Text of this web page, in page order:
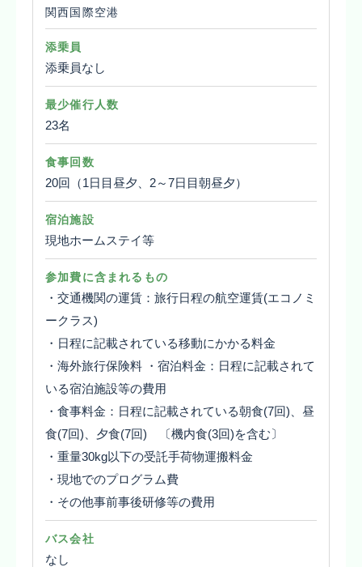
関西国際空港
添乗員
添乗員なし
最少催行人数
23名
食事回数
20回（1日目昼夕、2～7日目朝昼夕）
宿泊施設
現地ホームステイ等
参加費に含まれるもの
・交通機関の運賃：旅行日程の航空運賃(エコノミ
ークラス)
・日程に記載されている移動にかかる料金
・海外旅行保険料 ・宿泊料金：日程に記載されて
いる宿泊施設等の費用
・食事料金：日程に記載されている朝食(7回)、昼
食(7回)、夕食(7回) 〔機内食(3回)を含む〕
・重量30kg以下の受託手荷物運搬料金
・現地でのプログラム費
・その他事前事後研修等の費用
バス会社
なし